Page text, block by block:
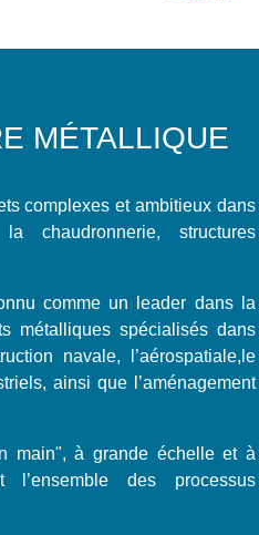
MÉTALLIQUE
complexes et ambitieux dans
chaudronnerie, structures
comme un leader dans la
métalliques spécialisés dans
navale, l’aérospatiale,le
ainsi que l’aménagement
main", à grande échelle et à
l’ensemble des processus